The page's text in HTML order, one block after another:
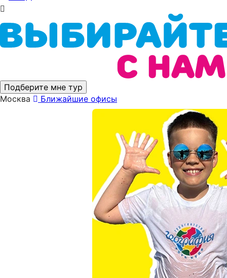
Подберите мне тур
Москва
Ближайшие офисы